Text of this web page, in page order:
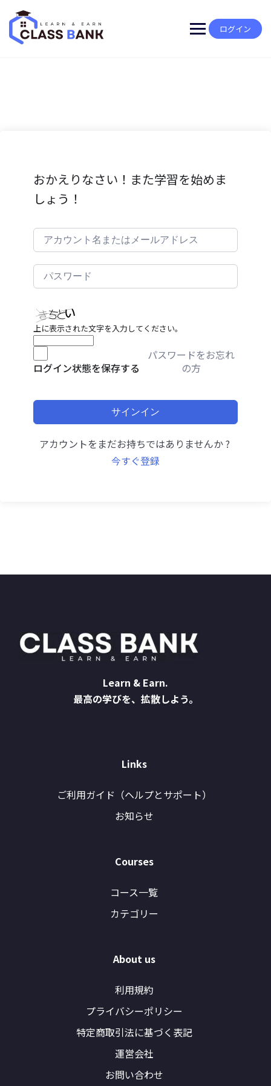
content
ログイン
おかえりなさい！また学習を始めま
しょう！
上に表示された文字を入力してください。
ログイン状態を保存する
パスワードをお忘れ
の方
サインイン
アカウントをまだお持ちではありませんか ?
今すぐ登録
Learn & Earn.
最高の学びを、拡散しよう。
Links
ご利用ガイド（ヘルプとサポート）
お知らせ
Courses
コース一覧
カテゴリー
About us
利用規約
プライバシーポリシー
特定商取引法に基づく表記
運営会社
お問い合わせ